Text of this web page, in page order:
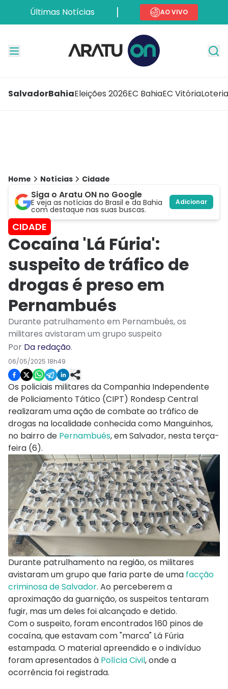
Últimas Notícias AO VIVO
SalvadorBahiaEleições 2026EC BahiaEC Vitória
Home Notícias Cidade
Siga o Aratu ON no Google
E veja as notícias do Brasil e da Bahia
com destaque nas suas buscas.
Adicionar
CIDADE
Cocaína 'Lá Fúria':
suspeito de tráfico de
drogas é preso em
Pernambués
Durante patrulhamento em Pernambués, os
militares avistaram um grupo suspeito
Por Da redação.
06/05/2025 18h49
Os policiais militares da Companhia Independente
de Policiamento Tático (CIPT) Rondesp Central
realizaram uma ação de combate ao tráfico de
drogas na localidade conhecida como Manguinhos,
no bairro de Pernambués, em Salvador, nesta terça-
feira (6).
Durante patrulhamento na região, os militares
avistaram um grupo que faria parte de uma facção
criminosa de Salvador. Ao perceberem a
aproximação da guarnição, os suspeitos tentaram
fugir, mas um deles foi alcançado e detido.
Com o suspeito, foram encontrados 160 pinos de
cocaína, que estavam com "marca" Lá Fúria
estampada. O material apreendido e o indivíduo
foram apresentados à Polícia Civil, onde a
ocorrência foi registrada.